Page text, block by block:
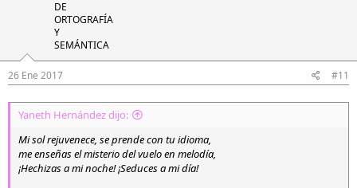
DE
ORTOGRAFÍA
Y
SEMÁNTICA
26 Ene 2017 #11
Yaneth Hernández dijo:
Mi sol rejuvenece, se prende con tu idioma,
me enseñas el misterio del vuelo en melodía,
¡Hechizas a mi noche! ¡Seduces a mi día!